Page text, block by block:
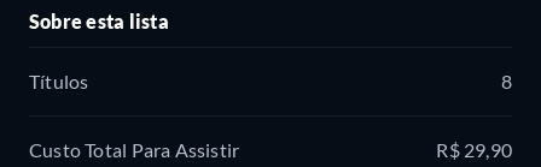
Sobre esta lista
Títulos 8
Custo Total Para Assistir R$ 29,90